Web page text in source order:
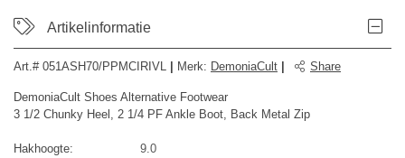
Artikelinformatie
Art.# 051ASH70/PPMCIRIVL Merk: DemoniaCult Share
DemoniaCult Shoes Alternative Footwear
3 1/2 Chunky Heel, 2 1/4 PF Ankle Boot, Back Metal Zip
Hakhoogte:
9.0